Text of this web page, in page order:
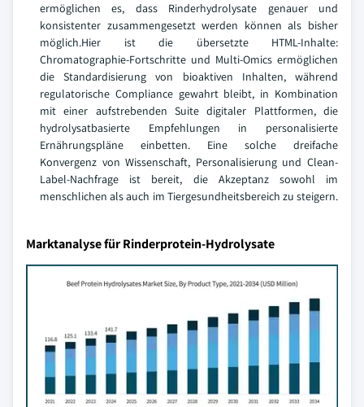
ermöglichen es, dass Rinderhydrolysate genauer und
konsistenter zusammengesetzt werden können als bisher
möglich.Hier ist die übersetzte HTML-Inhalte:
Chromatographie-Fortschritte und Multi-Omics ermöglichen
die Standardisierung von bioaktiven Inhalten, während
regulatorische Compliance gewahrt bleibt, in Kombination
mit einer aufstrebenden Suite digitaler Plattformen, die
hydrolysatbasierte Empfehlungen in personalisierte
Ernährungspläne einbetten. Eine solche dreifache
Konvergenz von Wissenschaft, Personalisierung und Clean-
Label-Nachfrage ist bereit, die Akzeptanz sowohl im
menschlichen als auch im Tiergesundheitsbereich zu steigern.
Marktanalyse für Rinderprotein-Hydrolysate